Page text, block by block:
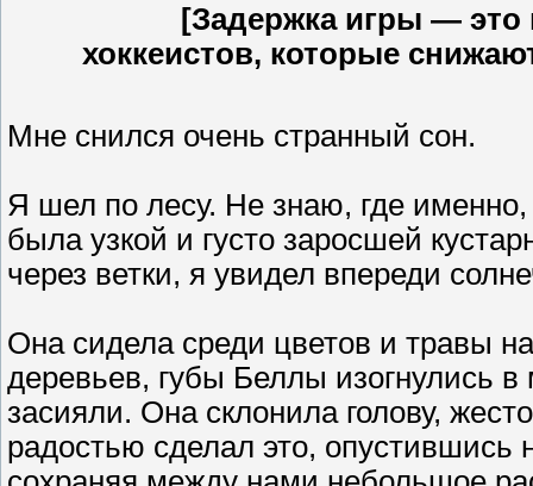
[Задержка игры —
хоккеистов, которые
Мне снился очень странный сон.
Я шел по лесу. Не знаю, где
была узкой и густо заросшей
через ветки, я увидел впереди
Она сидела среди цветов и травы
деревьев, губы Беллы изогнулись в
засияли. Она склонила голову,
радостью сделал это, опустившись